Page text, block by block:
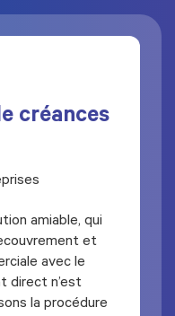
créances
amiable, qui
et
avec le
direct n’est
la procédure